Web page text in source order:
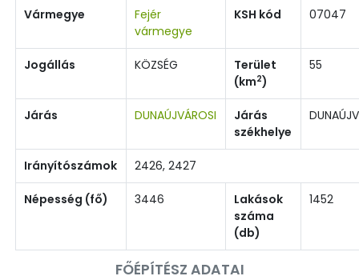
Vármegye
Fejér
vármegye
KSH kód 07047
Jogállás KÖZSÉG
Terület
(km2)
55
Járás DUNAÚJVÁROSI
Járás
székhelye
Irányítószámok 2426, 2427
Népesség (fő) 3446
Lakások
száma
(db)
1452
FŐÉPÍTÉSZ ADATAI